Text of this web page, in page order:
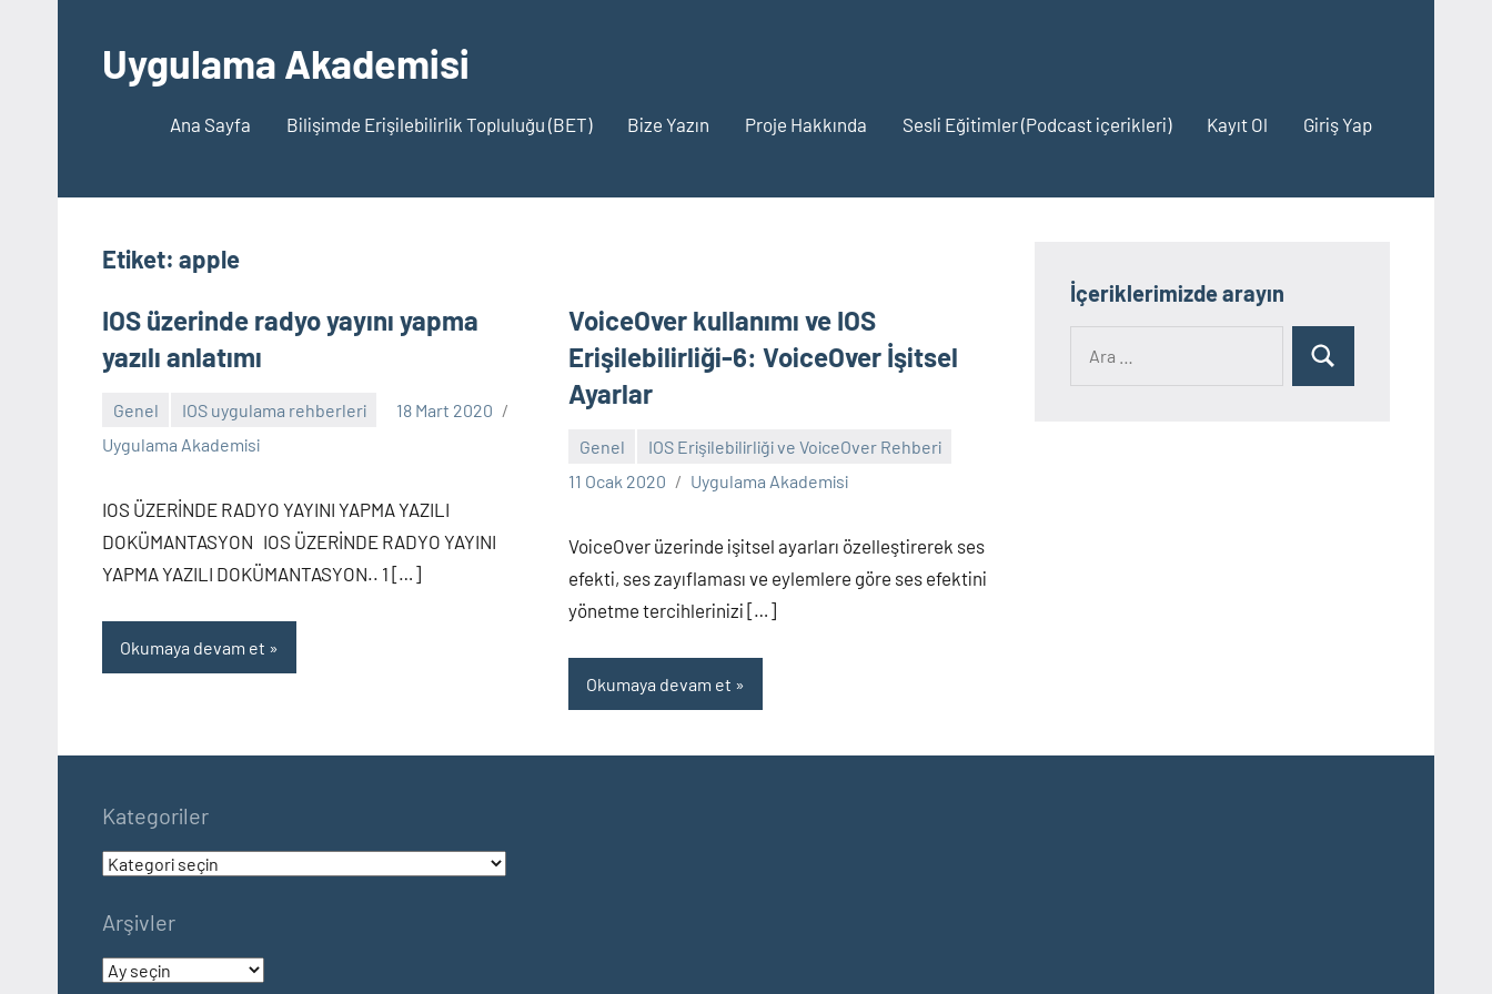
Uygulama Akademisi
Ana Sayfa Bilişimde Erişilebilirlik Topluluğu (BET) Bize Yazın Proje Hakkında Sesli Eğitimler (Podcast içerikleri) Kayıt Ol Giriş Yap
Etiket: apple
IOS üzerinde radyo yayını yapma
yazılı anlatımı
Genel IOS uygulama rehberleri
18 Mart 2020
Uygulama Akademisi
Yorum
IOS ÜZERİNDE RADYO YAYINI YAPMA YAZILI
DOKÜMANTASYON IOS ÜZERİNDE RADYO YAYINI
YAPMA YAZILI DOKÜMANTASYON.. 1 […]
Okumaya devam et
VoiceOver kullanımı ve IOS
Erişilebilirliği-6: VoiceOver İşitsel
Ayarlar
Genel
IOS Erişilebilirliği ve VoiceOver Rehberi
11 Ocak 2020
Uygulama Akademisi
Yorum
VoiceOver üzerinde işitsel ayarları özelleştirerek ses
efekti, ses zayıflaması ve eylemlere göre ses efektini
yönetme tercihlerinizi […]
Okumaya devam et
İçeriklerimizde arayın
Ara
Kategoriler
Kategoriler
Arşivler
Arşivler